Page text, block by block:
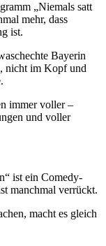
„Niemals satt
mehr, dass
ist.
Bayerin
nicht im Kopf und
immer voller –
und voller
ist ein Comedy-
manchmal verrückt.
macht es gleich